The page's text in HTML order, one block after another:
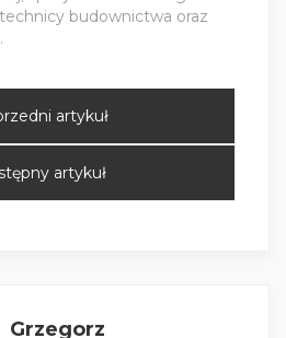
budownictwa oraz
artykuł
artykuł
Grzegorz